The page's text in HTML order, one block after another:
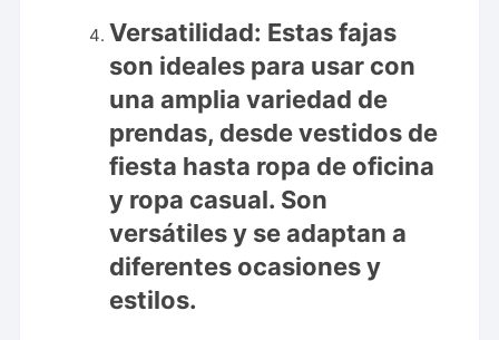
Versatilidad: Estas fajas
son ideales para usar con
una amplia variedad de
prendas, desde vestidos de
fiesta hasta ropa de oficina
y ropa casual. Son
versátiles y se adaptan a
diferentes ocasiones y
estilos.